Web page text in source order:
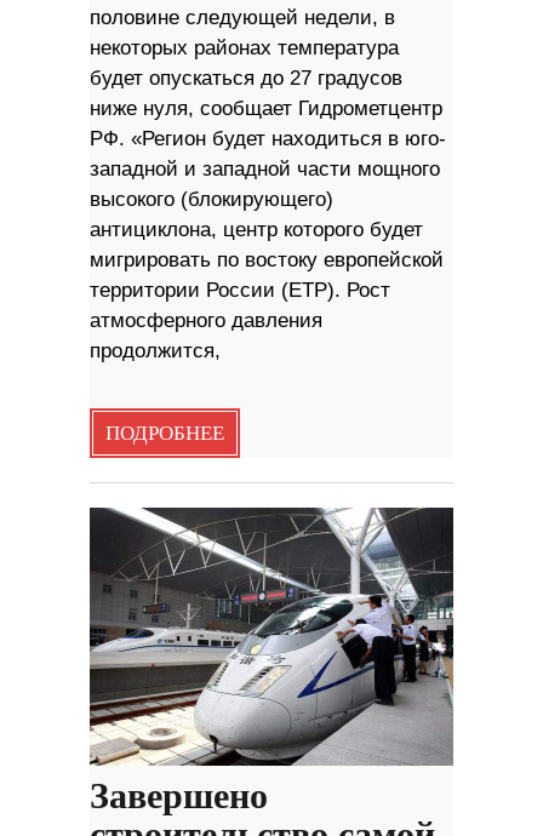
половине следующей недели, в
некоторых районах температура
будет опускаться до 27 градусов
ниже нуля, сообщает Гидрометцентр
РФ. «Регион будет находиться в юго-
западной и западной части мощного
высокого (блокирующего)
антициклона, центр которого будет
мигрировать по востоку европейской
территории России (ЕТР). Рост
атмосферного давления
продолжится,
ПОДРОБНЕЕ
Завершено